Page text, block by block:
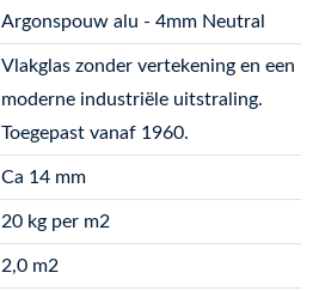
Argonspouw alu - 4mm Neutral
Vlakglas zonder vertekening en een
moderne industriële uitstraling.
Toegepast vanaf 1960.
Ca 14 mm
20 kg per m2
2,0 m2